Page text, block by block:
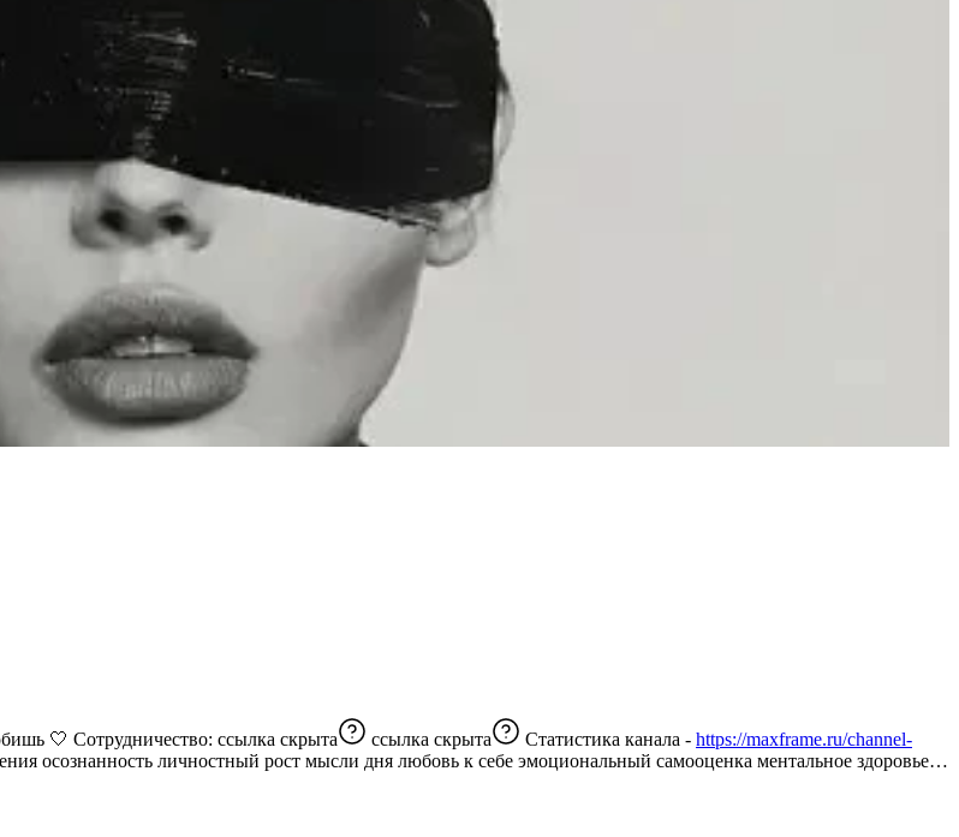
Простыми словами о том, как создать жизнь, которую ты действительно полюбишь 🤍 Сотрудничество: ссылка скрыта ссылка скрыта Статистика канала - https://maxframe.ru/channel-